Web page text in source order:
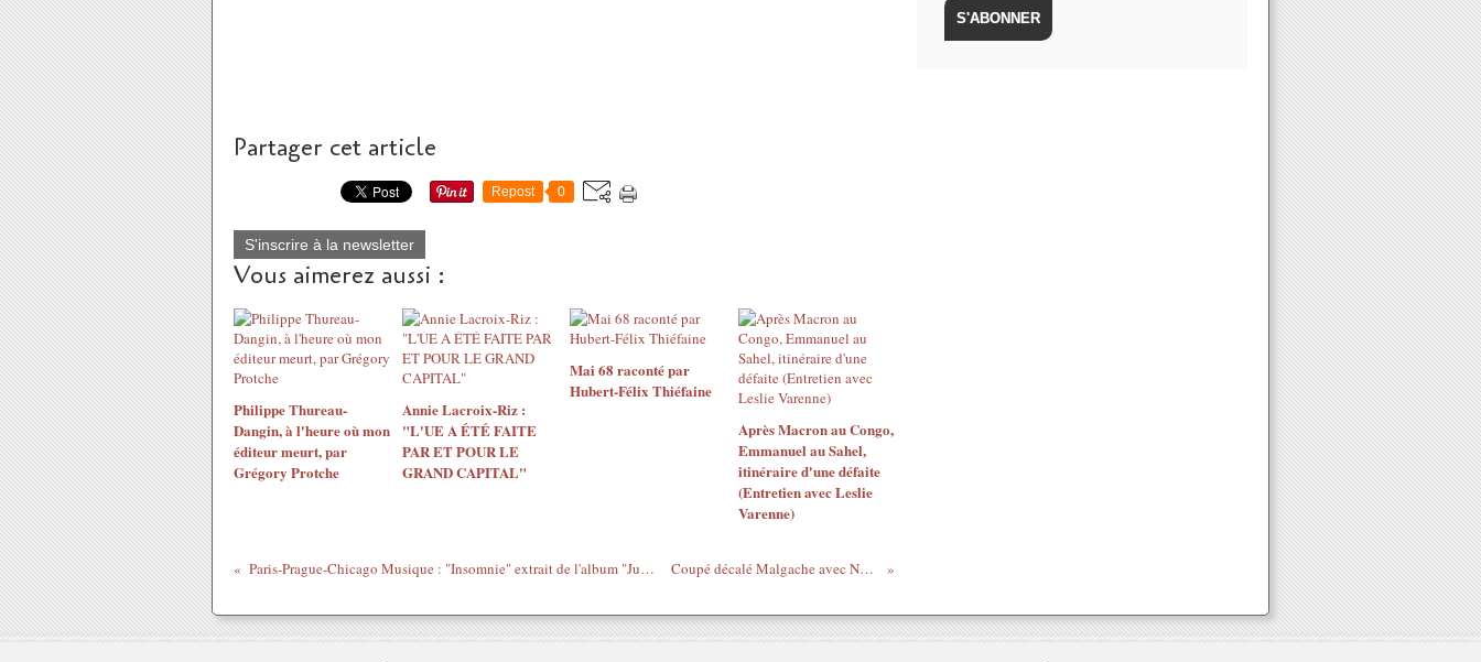
Partager cet article
Repost 0
S'inscrire à la newsletter
Vous aimerez aussi :
Philippe Thureau-
Dangin, à l'heure où mon
éditeur meurt, par
Grégory Protche
Annie Lacroix-Riz :
"L'UE A ÉTÉ FAITE
PAR ET POUR LE
GRAND CAPITAL"
Mai 68 raconté par
Hubert-Félix Thiéfaine
Après Macron au Congo,
Emmanuel au Sahel,
itinéraire d'une défaite
(Entretien avec Leslie
Varenne)
Paris-Prague-Chicago Musique : "Insomnie" extrait de l'album "JusteErika" de Princess Erika Coupé décalé Malgache avec Novah : olo samy